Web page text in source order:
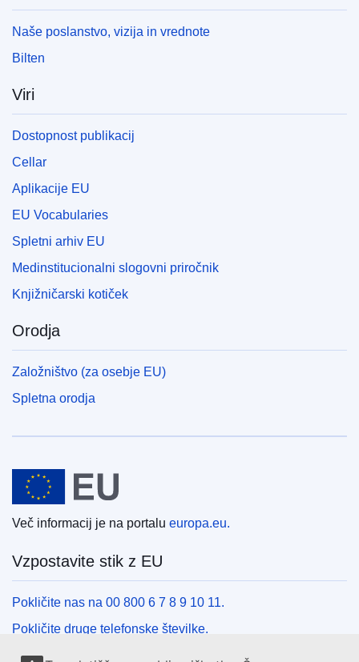
Naše poslanstvo, vizija in vrednote
Bilten
Viri
Dostopnost publikacij
Cellar
Aplikacije EU
EU Vocabularies
Spletni arhiv EU
Medinstitucionalni slogovni priročnik
Knjižničarski kotiček
Orodja
Založništvo (za osebje EU)
Spletna orodja
Evropska unija
Več informacij je na portalu europa.eu.
Vzpostavite stik z EU
Pokličite nas na 00 800 6 7 8 9 10 11.
Pokličite druge telefonske številke.
Pišite nam s kontaktnim obrazcem.